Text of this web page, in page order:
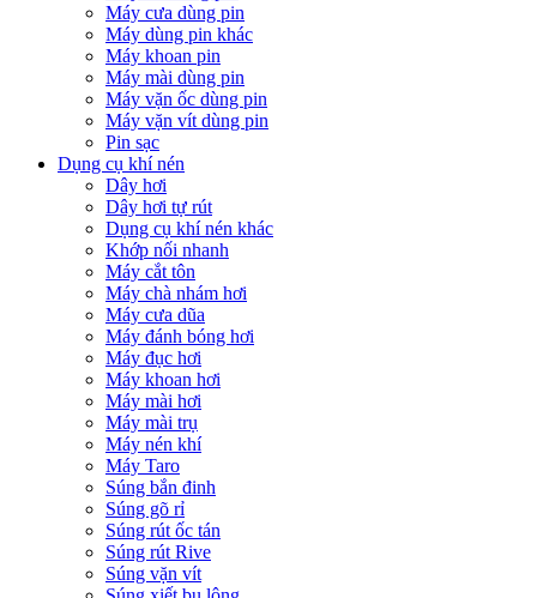
Máy cưa dùng pin
Máy dùng pin khác
Máy khoan pin
Máy mài dùng pin
Máy vặn ốc dùng pin
Máy vặn vít dùng pin
Pin sạc
Dụng cụ khí nén
Dây hơi
Dây hơi tự rút
Dụng cụ khí nén khác
Khớp nối nhanh
Máy cắt tôn
Máy chà nhám hơi
Máy cưa dũa
Máy đánh bóng hơi
Máy đục hơi
Máy khoan hơi
Máy mài hơi
Máy mài trụ
Máy nén khí
Máy Taro
Súng bắn đinh
Súng gõ rỉ
Súng rút ốc tán
Súng rút Rive
Súng vặn vít